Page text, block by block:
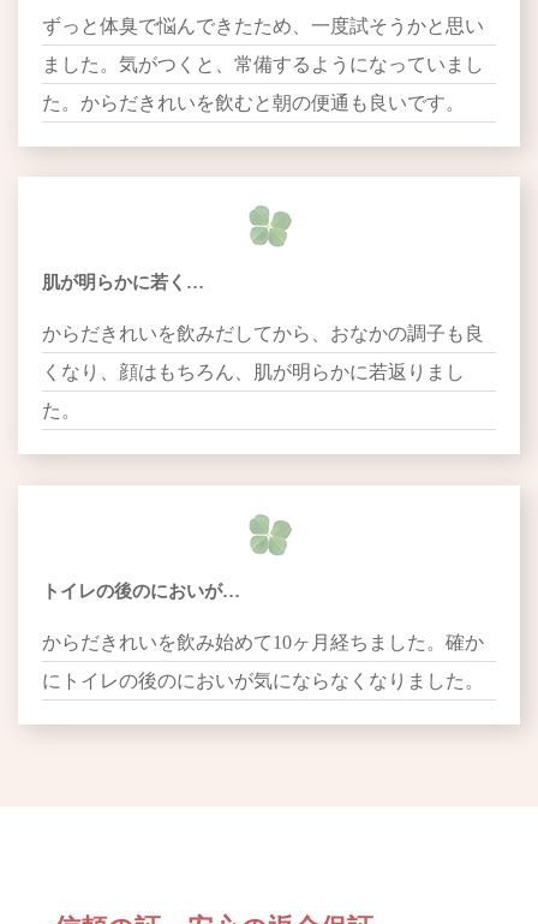
ずっと体臭で悩んできたため、一度試そうかと思い
ました。気がつくと、常備するようになっていまし
た。からだきれいを飲むと朝の便通も良いです。
肌が明らかに若く…
からだきれいを飲みだしてから、おなかの調子も良
くなり、顔はもちろん、肌が明らかに若返りまし
た。
トイレの後のにおいが…
からだきれいを飲み始めて10ヶ月経ちました。確か
にトイレの後のにおいが気にならなくなりました。